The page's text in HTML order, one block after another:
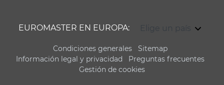
EUROMASTER EN EUROPA: Elige un país
Condiciones generales
Sitemap
Información legal y privacidad
Preguntas frecuentes
Gestión de cookies